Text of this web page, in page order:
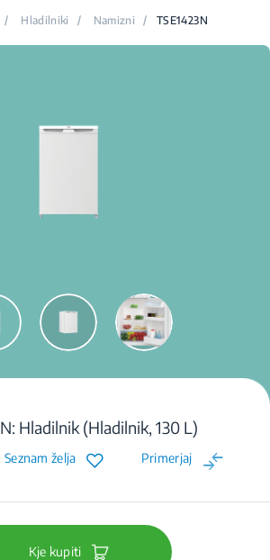
/ Hladilniki / Namizni / TSE1423N
Hladilnik (Hladilnik, 130 L)
Seznam želja Primerjaj
Kje kupiti